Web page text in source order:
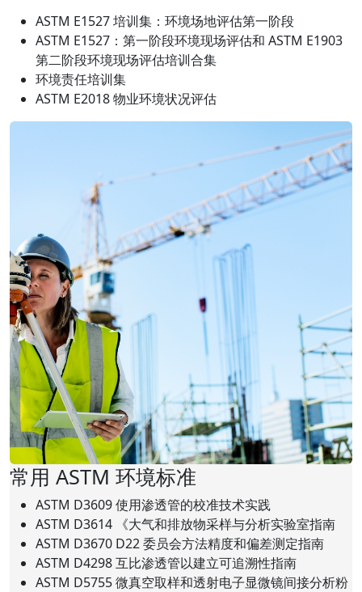
ASTM E1527 培训集：环境场地评估第一阶段
ASTM E1527：第一阶段环境现场评估和 ASTM E1903
第二阶段环境现场评估培训合集
环境责任培训集
ASTM E2018 物业环境状况评估
常用 ASTM 环境标准
ASTM D3609 使用渗透管的校准技术实践
ASTM D3614 《大气和排放物采样与分析实验室指南
ASTM D3670 D22 委员会方法精度和偏差测定指南
ASTM D4298 互比渗透管以建立可追溯性指南
ASTM D5755 微真空取样和透射电子显微镜间接分析粉